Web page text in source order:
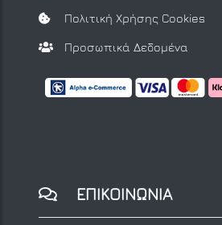
Πολιτική Χρήσης Cookies
Προσωπικά Δεδομένα
ΕΠΙΚΟΙΝΩΝΙΑ